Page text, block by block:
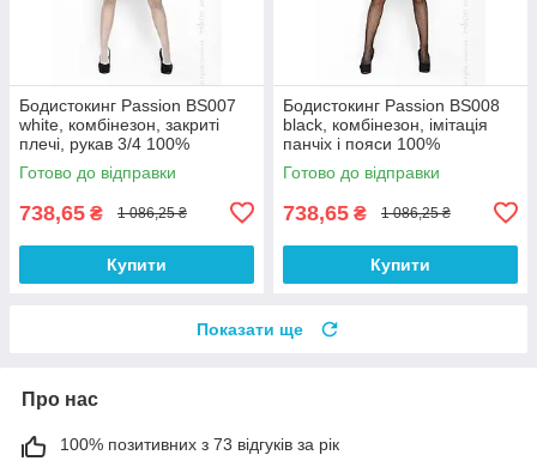
Бодистокинг Passion BS007
white, комбінезон, закриті
плечі, рукав 3/4 100%
Анонімності
Готово до відправки
738,65 ₴ 1 086,25 ₴
Купити
Бодистокинг Passion BS008
black, комбінезон, імітація
панчіх і пояси 100%
Анонімності
Готово до відправки
738,65 ₴ 1 086,25 ₴
Купити
Показати ще
Про нас
100% позитивних з 73 відгуків за рік